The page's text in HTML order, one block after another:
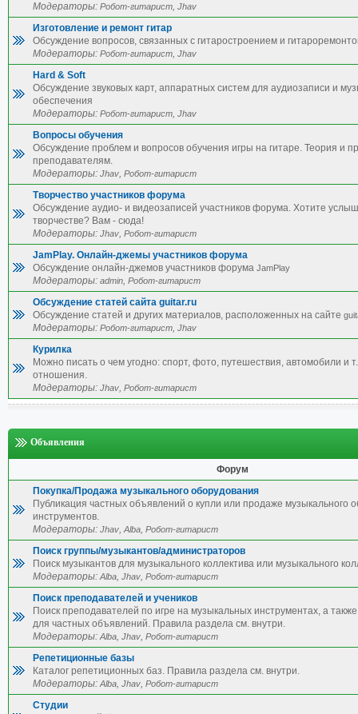
Модераторы: Робот-гитарист, Jhav
Изготовление и ремонт гитар
Обсуждение вопросов, связанных с гитаростроением и
Модераторы: Робот-гитарист, Jhav
Hard & Soft
Обсуждение звуковых карт, аппаратных систем для аудиозаписи и
обеспечения
Модераторы: Робот-гитарист, Jhav
Вопросы обучения
Обсуждение проблем и вопросов обучения игры на гитаре. Теория и
преподавателям.
Модераторы: Jhav, Робот-гитарист
Творчество участников форума
Обсуждение аудио- и видеозаписей участников форума. Хотите
творчестве? Вам - сюда!
Модераторы: Jhav, Робот-гитарист
JamPlay. Онлайн-джемы участников форума
Обсуждение онлайн-джемов участников форума JamPlay
Модераторы: admin, Робот-гитарист
Обсуждение статей сайта guitar.ru
Обсуждение статей и других материалов, расположенных на сайте
Модераторы: Робот-гитарист, Jhav
Курилка
Можно писать о чем угодно: спорт, фото, путешествия, автомобили и
отношения.
Модераторы: Jhav, Робот-гитарист
Объявления
Форум
Покупка/Продажа музыкального оборудования
Публикация частных объявлений о купли или продаже музыкального
инструментов.
Модераторы: Jhav,Alba, Робот-гитарист
Поиск группы/музыкантов/администраторов
Поиск музыкантов для музыкального коллектива или музыкального
Модераторы:Alba, Jhav, Робот-гитарист
Поиск преподавателей и учеников
Поиск преподавателей по игре на музыкальных инструментах, а также
для частных объявлений. Правила раздела см. внутри.
Модераторы:Alba, Jhav, Робот-гитарист
Репетиционные базы
Каталог репетиционных баз. Правила раздела см. внутри.
Модераторы:Alba, Jhav, Робот-гитарист
Студии